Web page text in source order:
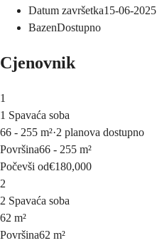
Datum završetka15-06-2025
BazenDostupno
Cjenovnik
1
1 Spavaća soba
66 - 255 m²·2 planova dostupno
Površina66 - 255 m²
Počevši od€180,000
2
2 Spavaća soba
62 m²
Površina62 m²